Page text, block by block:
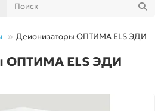
Деионизаторы ОПТИМА ELS ЭДИ
ОПТИМА ELS ЭДИ